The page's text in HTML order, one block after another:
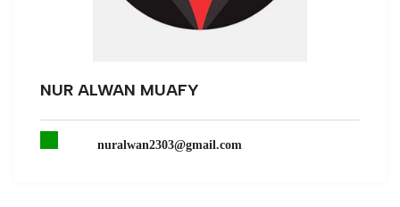
NUR ALWAN MUAFY
nuralwan2303@gmail.com